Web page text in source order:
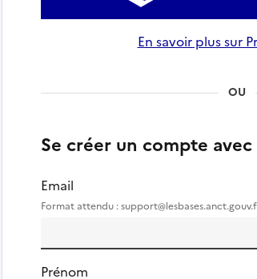
En savoir plus sur
OU
Se créer un compte
Email
Format attendu :
Prénom